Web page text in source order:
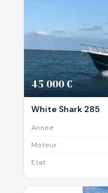
45 000 €
White Shark 285
Annee
Moteur
Etat